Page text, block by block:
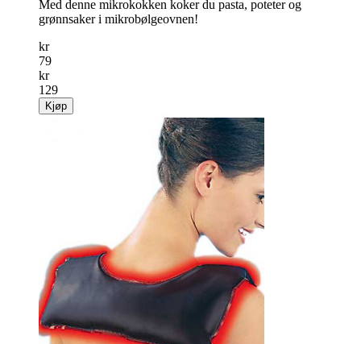
Med denne mikro­kokken koker du pasta, poteter og
grønnsaker i mikrobølgeovnen!
kr
79
kr
129
Kjøp